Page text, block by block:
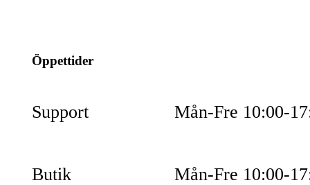
Öppettider
Support Mån-Fre 10:00-
Butik Mån-Fre 10:00-